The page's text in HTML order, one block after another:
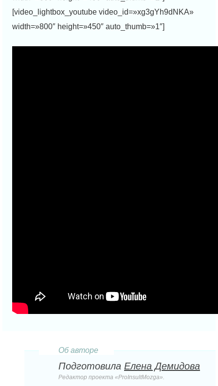
[video_lightbox_youtube video_id=»xg3gYh9dNKA»
width=»800″ height=»450″ auto_thumb=»1″]
Об авторе
Подготовила Елена Демидова
Редактор проекта «ProInsultMozga».